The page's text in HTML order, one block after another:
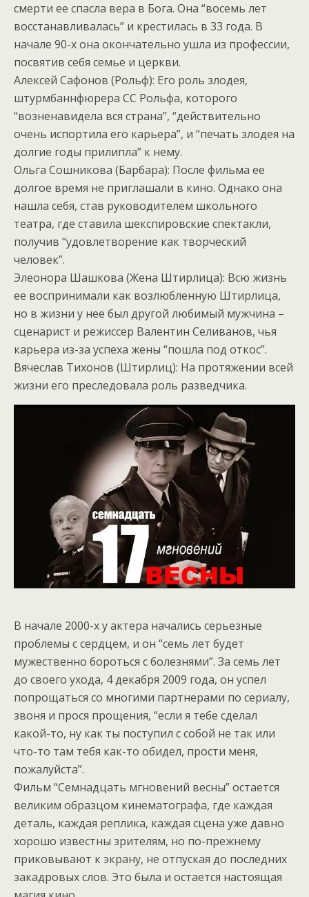
смерти ее спасла вера в Бога. Она “восемь лет
восстанавливалась” и крестилась в 33 года. В
начале 90-х она окончательно ушла из профессии,
посвятив себя семье и церкви.
Алексей Сафонов (Рольф): Его роль злодея,
штурмбаннфюрера СС Рольфа, которого
“возненавидела вся страна”, “действительно
очень испортила его карьера”, и “печать злодея на
долгие годы прилипла” к нему.
Ольга Сошникова (Барбара): После фильма ее
долгое время не приглашали в кино. Однако она
нашла себя, став руководителем школьного
театра, где ставила шекспировские спектакли,
получив “удовлетворение как творческий
человек”.
Элеонора Шашкова (Жена Штирлица): Всю жизнь
ее воспринимали как возлюбленную Штирлица,
но в жизни у нее был другой любимый мужчина –
сценарист и режиссер Валентин Селиванов, чья
карьера из-за успеха жены “пошла под откос”.
Вячеслав Тихонов (Штирлиц): На протяжении всей
жизни его преследовала роль разведчика.
В начале 2000-х у актера начались серьезные
проблемы с сердцем, и он “семь лет будет
мужественно бороться с болезнями”. За семь лет
до своего ухода, 4 декабря 2009 года, он успел
попрощаться со многими партнерами по сериалу,
звоня и прося прощения, “если я тебе сделал
какой-то, ну как ты поступил с собой не так или
что-то там тебя как-то обидел, прости меня,
пожалуйста”.
Фильм “Семнадцать мгновений весны” остается
великим образцом кинематографа, где каждая
деталь, каждая реплика, каждая сцена уже давно
хорошо известны зрителям, но по-прежнему
приковывают к экрану, не отпуская до последних
закадровых слов. Это была и остается настоящая